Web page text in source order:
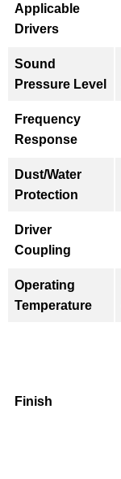
Applicable
Drivers
Sound
Pressure Level
Frequency
Response
Dust/Water
Protection
Driver
Coupling
Operating
Temperature
Finish